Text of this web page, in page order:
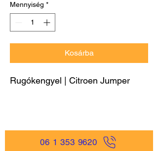
Mennyiség *
Kosárba
Rugókengyel | Citroen Jumper
06 1 353 9620